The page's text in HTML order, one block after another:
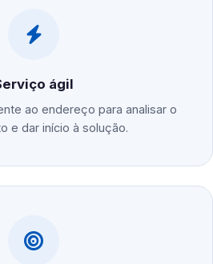
ágil
ao endereço para analisar o
e dar início à solução.